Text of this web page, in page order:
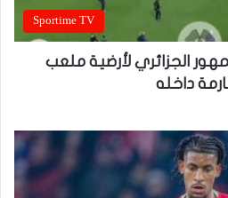
Sportime TV
الجزائري لأرضية ملعب
داخله